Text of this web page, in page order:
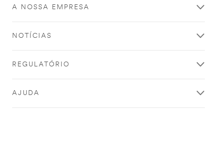
A NOSSA EMPRESA
NOTÍCIAS
REGULATÓRIO
AJUDA